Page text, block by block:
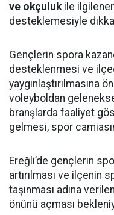
ve okçulukile ilgilenen
desteklemesiyle
Gençlerin spora
desteklenmesi ve
yaygınlaştırılmasına
voleyboldan
branşlarda faaliyet
gelmesi, spor
Ereğli’de gençlerin
artırılması ve ilçenin
taşınması adına
önünü açması